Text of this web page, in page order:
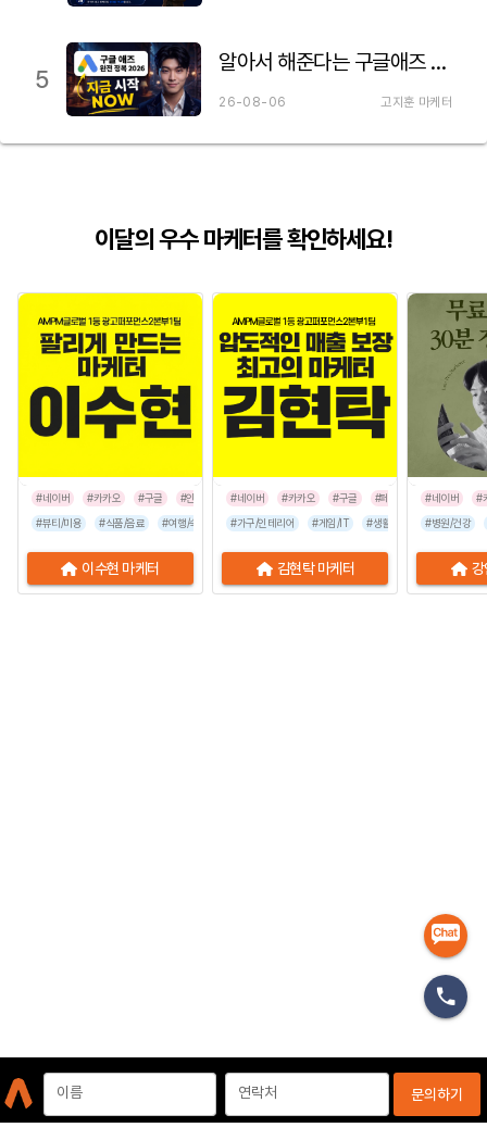
5
알아서 해준다는 구글애즈 세팅의 거짓말. 구글 광고 세팅 제대로 하셔야 합니다!
26-08-06 고지훈 마케터
이달의 우수 마케터를 확인하세요!
#네이버 #카카오 #구글
#인스타그램
#뷰티/미용
#식품/음료 #여행/숙박 #유통/쇼핑몰 #프랜차이즈 #음식점
이수현 마케터
#네이버 #카카오 #구글 #페이스북
#인스타그램
#가구/인테리어
#게임/IT #생활/리빙 #공공기관
김현탁 마케터
#네이버
#
#병원/건강
강
마케터
개인정보처리방침 이용약관 이메일무단수집거부
이름 연락처 문의하기